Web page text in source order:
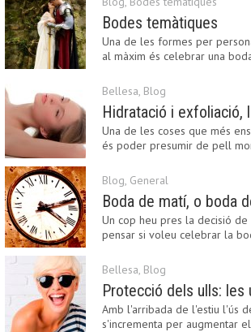
Bodes temàtiques
Una de les formes per
al màxim és celebrar una
Bellesa, Blog
Una de les coses que més
és poder presumir de pell
Blog, General
Boda de matí, o boda
Un cop heu pres la decisió de
pensar si voleu celebrar la
Bellesa, Blog
Amb l'arribada de l'estiu l'ús
s'incrementa per augmentar